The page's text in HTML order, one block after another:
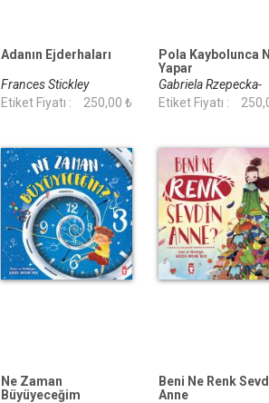
Adanın Ejderhaları
Frances Stickley
Etiket Fiyatı :
250,00 ₺
Pola Kaybolunca
Yapar
Gabriela Rzepecka-
Weiss
Etiket Fiyatı :
Ne Zaman
Büyüyeceğim
Beni Ne Renk
Anne